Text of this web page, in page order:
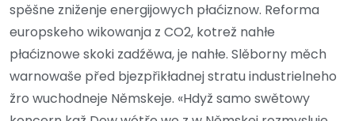
spěšne zniženje energijowych płaćiznow. Reforma
europskeho wikowanja z CO2, kotrež nahłe
płaćiznowe skoki zadźěwa, je nahłe. Slěborny měch
warnowaše před bjezpřikładnej stratu industrielneho
žro wuchodneje Němskeje. «Hdyž samo swětowy